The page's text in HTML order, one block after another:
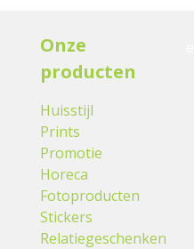
Onze
producten
Huisstijl
Prints
Promotie
Horeca
Fotoproducten
Stickers
Relatiegeschenken